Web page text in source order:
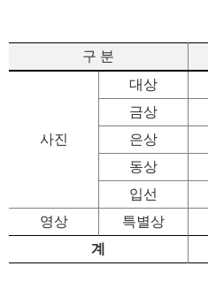
구 분
사진
대상
금상
은상
동상
입선
영상
특별상
계